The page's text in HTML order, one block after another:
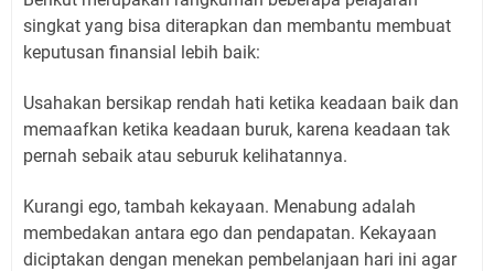
singkat yang bisa diterapkan dan membantu membuat
keputusan finansial lebih baik:
Usahakan bersikap rendah hati ketika keadaan baik dan
memaafkan ketika keadaan buruk, karena keadaan tak
pernah sebaik atau seburuk kelihatannya.
Kurangi ego, tambah kekayaan. Menabung adalah
membedakan antara ego dan pendapatan. Kekayaan
diciptakan dengan menekan pembelanjaan hari ini agar